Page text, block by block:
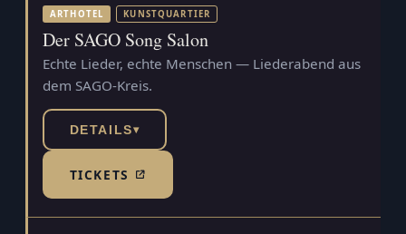
ARTHOTEL KUNSTQUARTIER
Der SAGO Song Salon
Echte Lieder, echte Menschen — Liederabend aus
dem SAGO-Kreis.
DETAILS▾
TICKETS(TICKETSHOP, ÖFFNET IN NEUEM TAB)